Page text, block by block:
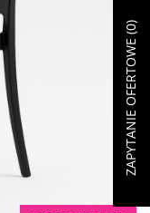
ZAPYTANIE OFERTOWE (
0
)